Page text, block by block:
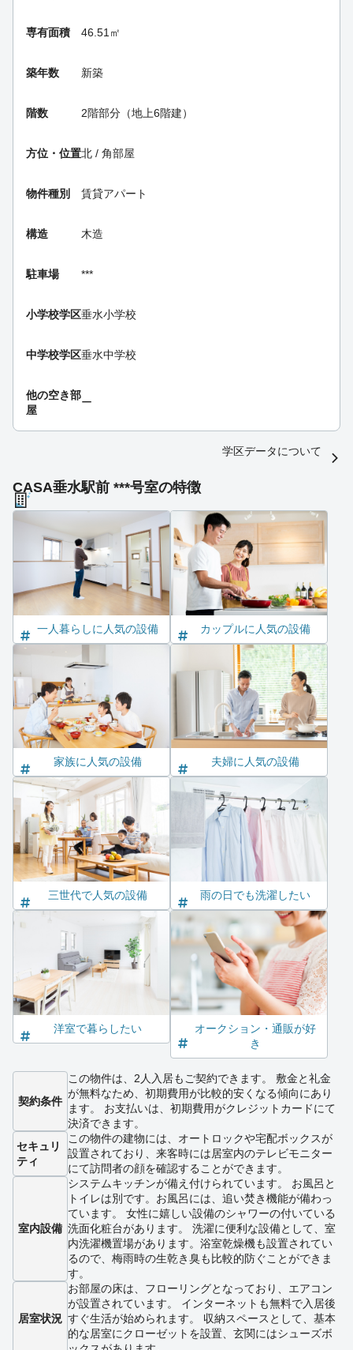
専有面積 46.51㎡
築年数 新築
階数 2階部分（地上6階建）
方位・位置北 / 角部屋
物件種別 賃貸アパート
構造 木造
駐車場 ***
小学校学区垂水小学校
中学校学区垂水中学校
他の空き部
屋
ー
学区データについて
CASA垂水駅前 ***号室の特徴
一人暮らしに人気の設備 カップルに人気の設備
家族に人気の設備 夫婦に人気の設備
三世代で人気の設備 雨の日でも洗濯したい
洋室で暮らしたい
オークション・通販が好
き
契約条件
この物件は、2人入居もご契約できます。 敷金と礼金
が無料なため、初期費用が比較的安くなる傾向にあり
ます。 お支払いは、初期費用がクレジットカードにて
決済できます。
セキュリ
ティ
この物件の建物には、オートロックや宅配ボックスが
設置されており、来客時には居室内のテレビモニター
にて訪問者の顔を確認することができます。
室内設備
システムキッチンが備え付けられています。 お風呂と
トイレは別です。お風呂には、追い焚き機能が備わっ
ています。 女性に嬉しい設備のシャワーの付いている
洗面化粧台があります。 洗濯に便利な設備として、室
内洗濯機置場があります。浴室乾燥機も設置されてい
るので、梅雨時の生乾き臭も比較的防ぐことができま
す。
居室状況
お部屋の床は、フローリングとなっており、エアコン
が設置されています。 インターネットも無料で入居後
すぐ生活が始められます。 収納スペースとして、基本
的な居室にクローゼットを設置、玄関にはシューズボ